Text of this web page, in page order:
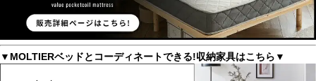
▼MOLTIERベッドとコーディネートできる!収納家具はこちら▼